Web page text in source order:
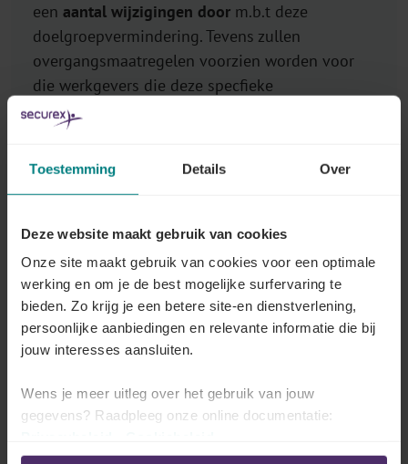
Toestemming Details Over
Deze website maakt gebruik van cookies
Onze site maakt gebruik van cookies voor een optimale
werking en om je de best mogelijke surfervaring te
bieden. Zo krijg je een betere site-en dienstverlening,
persoonlijke aanbiedingen en relevante informatie die bij
jouw interesses aansluiten.
Wens je meer uitleg over het gebruik van jouw
gegevens? Raadpleeg onze online documentatie:
een aantal wijzigingen door m.b.t deze
doelgroepvermindering. Tevens zullen
overgangsmaatregelen voorzien worden voor
die werkgevers die deze specfieke
doelgroepvermindering
30/06/2024
definitief eindigen op 31/03/2026 .
De wijzigingen en de overgangsmaatregelen
De algemene principes inzake
doelgroepverminderingen, die ongewijzigd zijn
van toepassing in alle gewesten" onder de
regels rond de RSZ-kortingen.